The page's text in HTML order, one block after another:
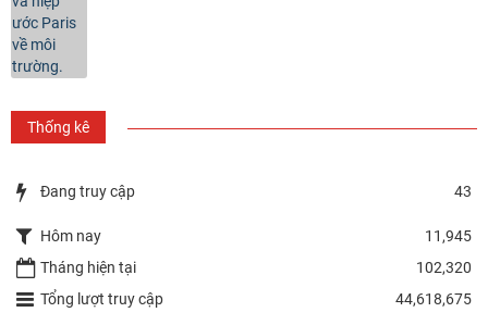
Thống kê
Đang truy cập 43
Hôm nay
11,945
Tháng hiện tại
102,320
Tổng lượt truy cập
44,618,675